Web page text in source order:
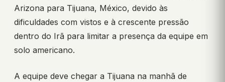
Arizona para Tijuana, México, devido às
dificuldades com vistos e à crescente pressão
dentro do Irã para limitar a presença da equipe em
solo americano.
A equipe deve chegar a Tijuana na manhã de